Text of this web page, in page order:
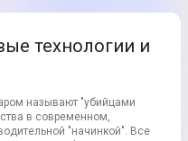
технологии и
называют "убийцами
в современном,
"начинкой". Все